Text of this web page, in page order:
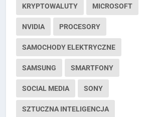
KRYPTOWALUTY MICROSOFT
NVIDIA PROCESORY
SAMOCHODY ELEKTRYCZNE
SAMSUNG SMARTFONY
SOCIAL MEDIA SONY
SZTUCZNA INTELIGENCJA